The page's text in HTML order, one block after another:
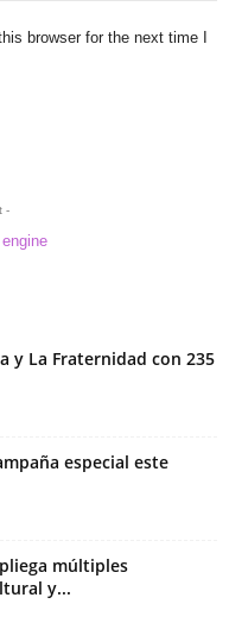
browser for the next time I
-
y La Fraternidad con 235
especial este
múltiples
y...